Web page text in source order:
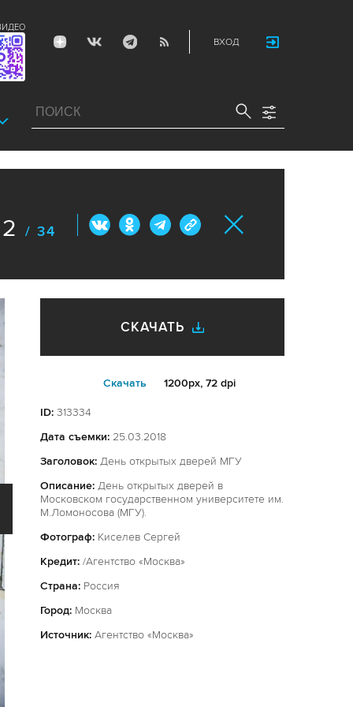
ВХОД
/ 34
СКАЧАТЬ
Cкачать 1200px, 72 dpi
ID: 313334
Дата съемки: 25.03.2018
Заголовок: День открытых дверей МГУ
Описание: День открытых дверей в
Московском государственном университете им.
М.Ломоносова (МГУ).
Фотограф: Киселев Сергей
Кредит: /Агентство «Москва»
Страна: Россия
Город: Москва
Источник: Агентство «Москва»